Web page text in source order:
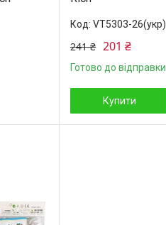
VT5303-26(укр)
241 ₴ 201 ₴
Готово до відправки
Купити